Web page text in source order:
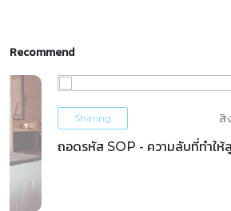
Recommend
Sharing สิ
ถอดรหัส SOP - ความลับที่ทำให้